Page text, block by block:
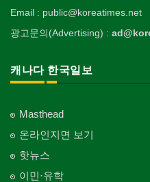
Email : public@koreatimes.net
광고문의(Advertising) :
캐나다 한국일보
Masthead
온라인지면 보기
핫뉴스
이민·유학